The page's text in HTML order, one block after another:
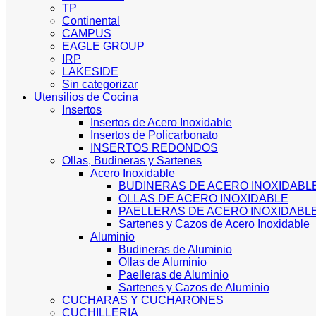
TP
Continental
CAMPUS
EAGLE GROUP
IRP
LAKESIDE
Sin categorizar
Utensilios de Cocina
Insertos
Insertos de Acero Inoxidable
Insertos de Policarbonato
INSERTOS REDONDOS
Ollas, Budineras y Sartenes
Acero Inoxidable
BUDINERAS DE ACERO
OLLAS DE ACERO INOXIDABLE
PAELLERAS DE ACERO
Sartenes y Cazos de Acero Inoxidable
Aluminio
Budineras de Aluminio
Ollas de Aluminio
Paelleras de Aluminio
Sartenes y Cazos de Aluminio
CUCHARAS Y CUCHARONES
CUCHILLERIA